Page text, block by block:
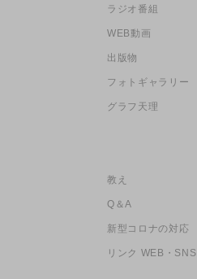
ラジオ番組
WEB動画
出版物
フォトギャラリー
グラフ天理
教え
Q＆A
新型コロナの対応
リンク WEB・SNS